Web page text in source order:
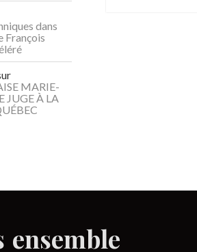
dans
François
MARIE-
JUGE À LA
ensemble